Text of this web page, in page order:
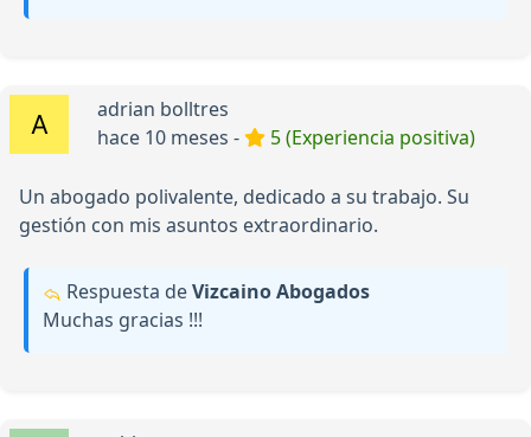
adrian bolltres
hace 10 meses -
5 (Experiencia positiva)
Un abogado polivalente, dedicado a su trabajo. Su
gestión con mis asuntos extraordinario.
Respuesta deVizcaino Abogados
Muchas gracias !!!